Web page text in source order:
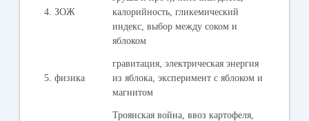
4. ЗОЖ
калорийность, гликемический
индекс, выбор между соком и
яблоком
5. физика
гравитация, электрическая энергия
из яблока, эксперимент с яблоком и
магнитом
Троянская война, ввоз картофеля,